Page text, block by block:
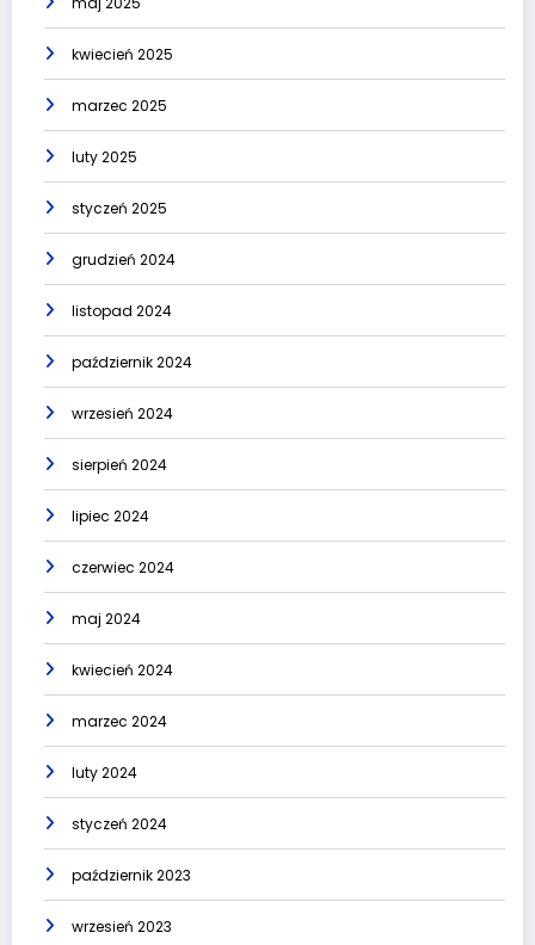
kwiecień 2025
marzec 2025
luty 2025
styczeń 2025
grudzień 2024
listopad 2024
październik 2024
wrzesień 2024
sierpień 2024
lipiec 2024
czerwiec 2024
maj 2024
kwiecień 2024
marzec 2024
luty 2024
styczeń 2024
październik 2023
wrzesień 2023